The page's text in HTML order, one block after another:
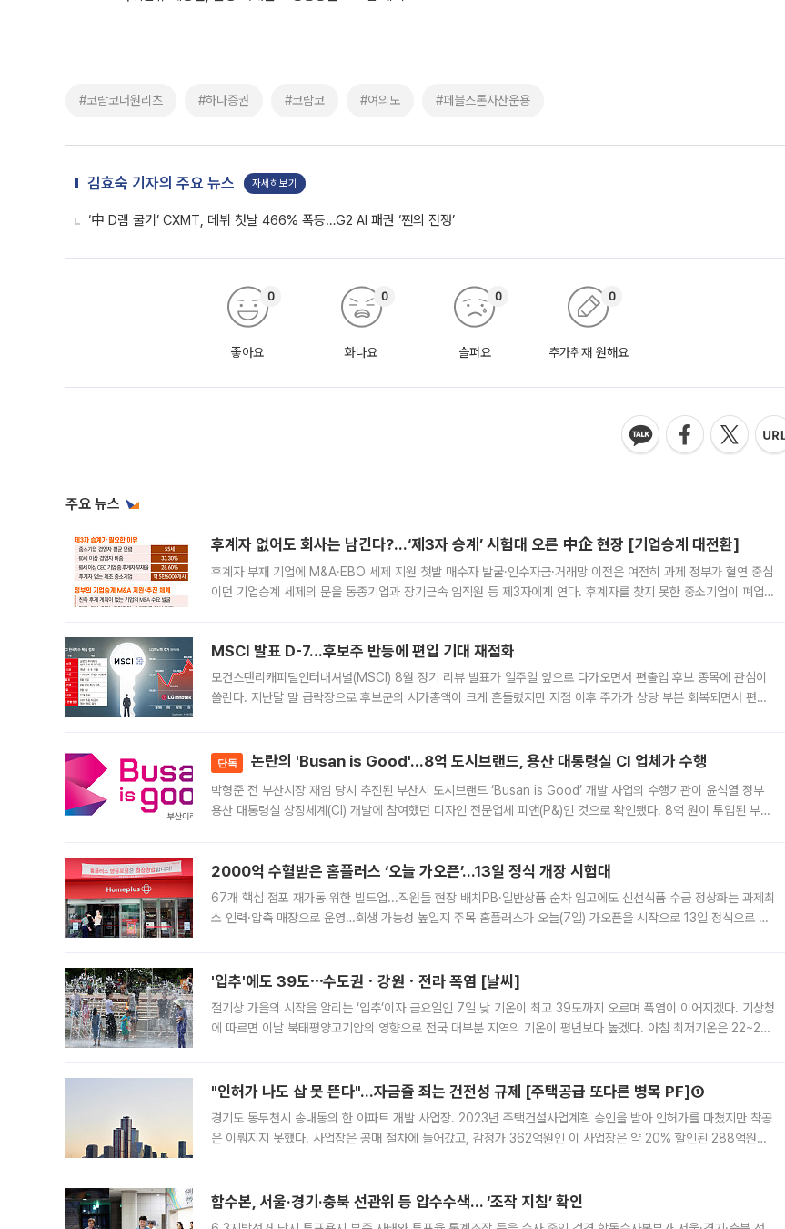
#코람코더원리츠 #하나증권 #코람코 #여의도 #페블스톤자산운용
김효숙 기자의 주요 뉴스 자세히보기
‘中 D램 굴기’ CXMT, 데뷔 첫날 466% 폭등…G2 AI 패권 ‘쩐의 전쟁’
좋아요
0
화나요
0
슬퍼요
0
추가취재 원해요
0
주요 뉴스
후계자 없어도 회사는 남긴다?…‘제3자 승계’ 시험대 오른 中企 현장 [기업승계 대전환]
후계자 부재 기업에 M&A·EBO 세제 지원 첫발 매수자 발굴·인수자금·거래망 이전은 여전히 과제 정부가 혈연 중심
이던 기업승계 세제의 문을 동종기업과 장기근속 임직원 등 제3자에게 연다. 후계자를 찾지 못한 중소기업이 폐업
MSCI 발표 D-7…후보주 반등에 편입 기대 재점화
모건스탠리캐피털인터내셔널(MSCI) 8월 정기 리뷰 발표가 일주일 앞으로 다가오면서 편출입 후보 종목에 관심이
쏠린다. 지난달 말 급락장으로 후보군의 시가총액이 크게 흔들렸지만 저점 이후 주가가 상당 부분 회복되면서 편입
단독 논란의 'Busan is Good'…8억 도시브랜드, 용산 대통령실 CI 업체가 수행
박형준 전 부산시장 재임 당시 추진된 부산시 도시브랜드 ‘Busan is Good’ 개발 사업의 수행기관이 윤석열 정부
용산 대통령실 상징체계(CI) 개발에 참여했던 디자인 전문업체 피앤(P&)인 것으로 확인됐다. 8억 원이 투입된 부산
2000억 수혈받은 홈플러스 ‘오늘 가오픈’...13일 정식 개장 시험대
67개 핵심 점포 재가동 위한 빌드업...직원들 현장 배치PB·일반상품 순차 입고에도 신선식품 수급 정상화는 과제최
소 인력·압축 매장으로 운영…회생 가능성 높일지 주목 홈플러스가 오늘(7일) 가오픈을 시작으로 13일 정식으로 재
'입추'에도 39도⋯수도권ㆍ강원ㆍ전라 폭염 [날씨]
절기상 가을의 시작을 알리는 ‘입추’이자 금요일인 7일 낮 기온이 최고 39도까지 오르며 폭염이 이어지겠다. 기상청
에 따르면 이날 북태평양고기압의 영향으로 전국 대부분 지역의 기온이 평년보다 높겠다. 아침 최저기온은 22~27
"인허가 나도 삽 못 뜬다"…자금줄 죄는 건전성 규제 [주택공급 또다른 병목 PF]①
경기도 동두천시 송내동의 한 아파트 개발 사업장. 2023년 주택건설사업계획 승인을 받아 인허가를 마쳤지만 착공
은 이뤄지지 못했다. 사업장은 공매 절차에 들어갔고, 감정가 362억원인 이 사업장은 약 20% 할인된 288억원에
합수본, 서울·경기·충북 선관위 등 압수수색… ‘조작 지침’ 확인